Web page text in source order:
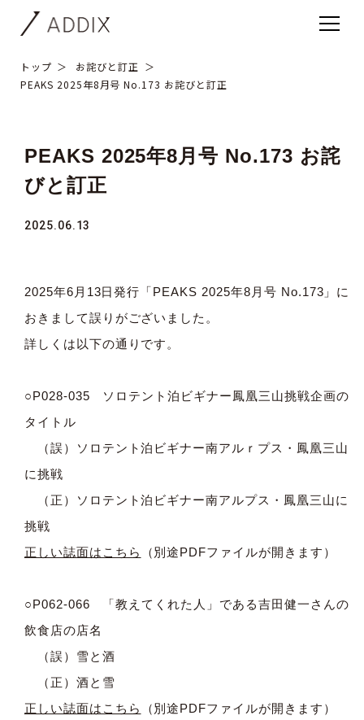
トップ
お詫びと訂正
PEAKS 2025年8月号 No.173 お詫びと訂正
PEAKS 2025年8月号 No.173 お詫
びと訂正
2025.06.13
2025年6月13日発行「PEAKS 2025年8月号 No.173」に
おきまして誤りがございました。
詳しくは以下の通りです。
○P028-035 ソロテント泊ビギナー鳳凰三山挑戦企画の
タイトル
（誤）ソロテント泊ビギナー南アルｒプス・鳳凰三山
に挑戦
（正）ソロテント泊ビギナー南アルプス・鳳凰三山に
挑戦
正しい誌面はこちら
（別途PDFファイルが開きます）
○P062-066 「教えてくれた人」である吉田健一さんの
飲食店の店名
（誤）雪と酒
（正）酒と雪
正しい誌面はこちら
（別途PDFファイルが開きます）